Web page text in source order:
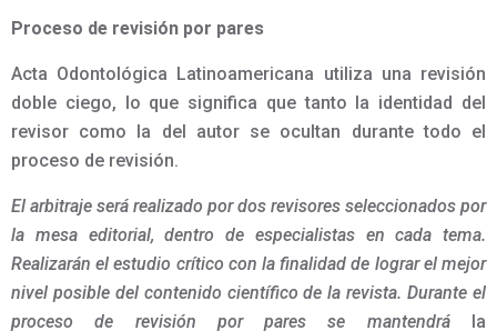
Proceso de revisión por pares
Acta Odontológica Latinoamericana utiliza una revisión
doble ciego, lo que significa que tanto la identidad del
revisor como la del autor se ocultan durante todo el
proceso de revisión.
El arbitraje será realizado por dos revisores seleccionados por
la mesa editorial, dentro de especialistas en cada tema.
Realizarán el estudio crítico con la finalidad de lograr el mejor
nivel posible del contenido científico de la revista. Durante el
proceso de revisión por pares se mantendrá la